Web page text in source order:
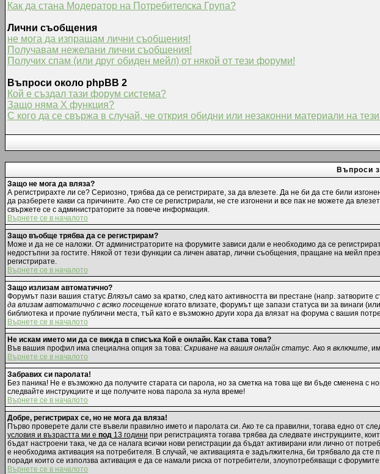
Как да стана Модератор на Потребителска Група?
Лични съобщения
не мога да изпращам лични съобщения!
Получавам нежелани лични съобщения!
Получих спам (или друг обиден мейл) от някой от тези форуми!
Въпроси около phpBB 2
Кой е създал тази форум система?
Защо няма X функция?
С кого да се свържа в случай, че открия обидни или незаконни материали на
Въпроси
Защо не мога да вляза?
А регистрирахте ли се? Сериозно, трябва да се регистрирате, за да влезете. Да не би да сте били
да разберете какви са причините. Ако сте се регистрирали, не сте изгонени и все пак не можете да
свържете се с администраторите за повече информация.
Върнете се в началото
Защо въобще трябва да се регистрирам?
Може и да не се наложи. От администраторите на форумите зависи дали е необходимо да се
недостъпни за гостите. Някой от тези функции са личен аватар, лични съобщения, пращане на мейл
регистрирате.
Върнете се в началото
Защо излизам автоматично?
Форумът пази вашия статус Влязъл само за кратко, след като активността ви престане (напр.
да влизам автоматично с всяко посещение когато влизате, форумът ще запази статуса ви за винаги
библиотека и прочие публични места, тъй като е възможно други хора да влязат на форума с вашия
Върнете се в началото
Не искам името ми да се вижда в списъка Кой е онлайн. Как става това?
Във вашия профил има специална опция за това: Скриване на вашия онлайн статус. Ако я включите,
Върнете се в началото
Забравих си паролата!
Без паника! Не е възможно да получите старата си парола, но за сметка на това ще ви бъде сменена с
следвайте инструкциите и ще получите нова парола за нула време!
Върнете се в началото
Добре, регистрирах се, но не мога да вляза!
Първо проверете дали сте въвели правилно името и паролата си. Ако те са правилни, тогава едно от
условия и възрастта ми е под 13 години при регистрацията тогава трябва да следвате инструкциите,
бъдат настроени така, че да се налага всички нови регистрации да бъдат активирани или лично от
е необходима активация на потребителя. В случай, че активацията е задължителна, би трябвало да
поради които се използва активация е да се намали риска от потребители, злоупотребяващи с
Върнете се в началото